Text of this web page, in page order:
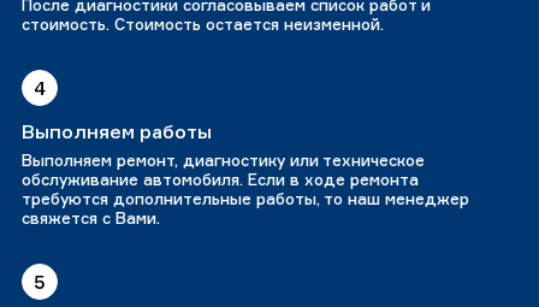
После диагностики согласовываем список работ и
стоимость. Стоимость остается неизменной.
4
Выполняем работы
Выполняем ремонт, диагностику или техническое
обслуживание автомобиля. Если в ходе ремонта
требуются дополнительные работы, то наш менеджер
свяжется с Вами.
5